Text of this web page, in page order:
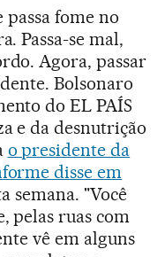
passa fome no
Passa-se mal,
Agora, passar
Bolsonaro
do EL PAÍS
e da desnutrição
o presidente da
disse em
semana. "Você
pelas ruas com
vê em alguns